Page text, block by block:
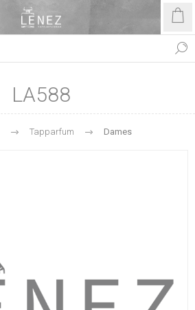
LA588
Tapparfum Dames